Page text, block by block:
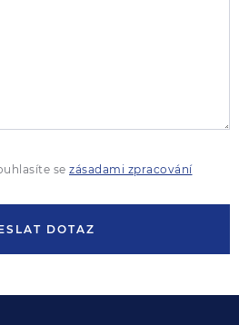
se zásadami zpracování
DOTAZ